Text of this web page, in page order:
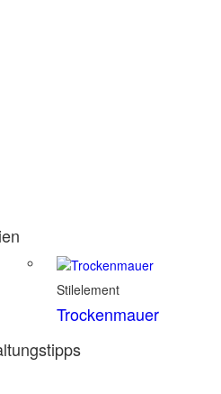
Stilelement
Trockenmauer